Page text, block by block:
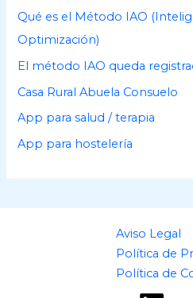
o
s
Qué es el Método IAO
Optimización)
El método IAO queda
Casa Rural Abuela Consuelo
App para salud / terapia
App para hostelería
Aviso Legal
Política de
Política de